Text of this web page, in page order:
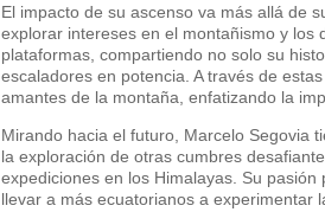
El impacto de su ascenso va más allá de
explorar intereses en el montañismo y los
plataformas, compartiendo no solo su
escaladores en potencia. A través de
amantes de la montaña, enfatizando la
Mirando hacia el futuro, Marcelo Segovia
la exploración de otras cumbres
expediciones en los Himalayas. Su
llevar a más ecuatorianos a experimentar